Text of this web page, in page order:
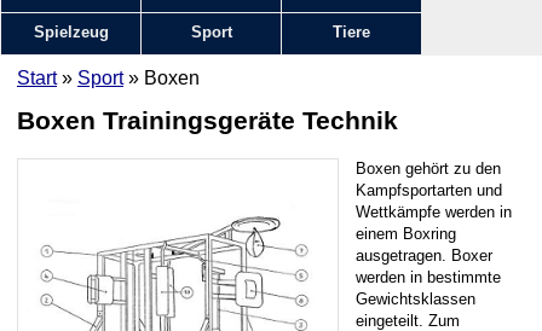
Spielzeug Sport Tiere
Start» Sport» Boxen
Boxen Trainingsgeräte Technik
Boxen gehört zu den
Kampfsportarten und
Wettkämpfe werden in
einem Boxring
ausgetragen. Boxer
werden in bestimmte
Gewichtsklassen
eingeteilt. Zum